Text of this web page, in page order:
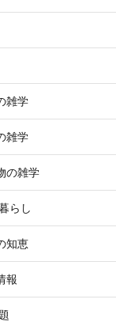
雑学
雑学
の雑学
らし
知恵
報